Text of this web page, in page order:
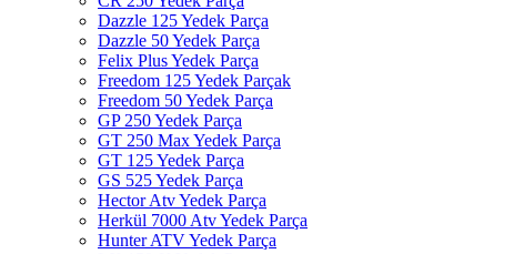
Dazzle 125 Yedek Parça
Dazzle 50 Yedek Parça
Felix Plus Yedek Parça
Freedom 125 Yedek Parçak
Freedom 50 Yedek Parça
GP 250 Yedek Parça
GT 250 Max Yedek Parça
GT 125 Yedek Parça
GS 525 Yedek Parça
Hector Atv Yedek Parça
Herkül 7000 Atv Yedek Parça
Hunter ATV Yedek Parça